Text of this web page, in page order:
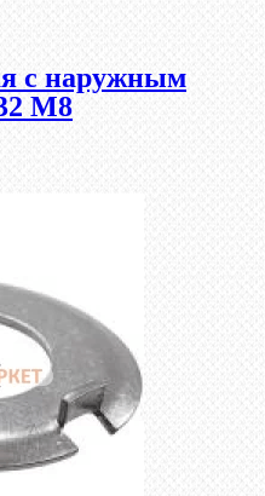
с наружным
М8